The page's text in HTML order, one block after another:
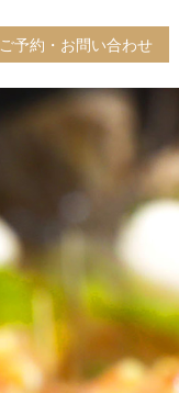
ご予約・お問い合わせ